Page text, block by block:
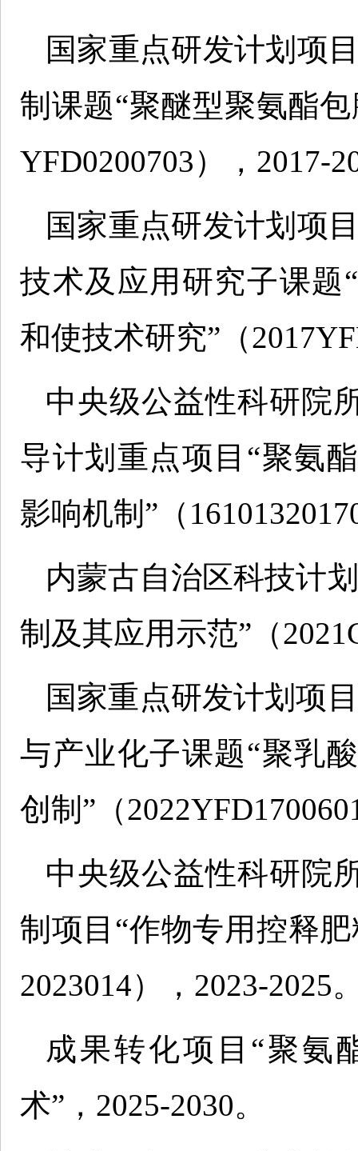
国家重点研发计划项
制课题“聚醚型聚氨酯
YFD0200703），2017-
国家重点研发计划项
技术及应用研究子课题
和使技术研究”（
中央级公益性科研院
导计划重点项目“聚氨
影响机制”（
内蒙古自治区科技计
制及其应用示范”（
国家重点研发计划项
与产业化子课题“聚乳
创制”（
中央级公益性科研院
制项目“作物专用控释
2023014），2023-2025
成果转化项目“聚氨
术”，2025-2030。